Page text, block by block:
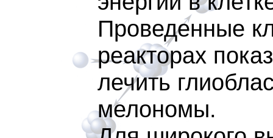
Проведенные
реакторах
лечить
мелономы.